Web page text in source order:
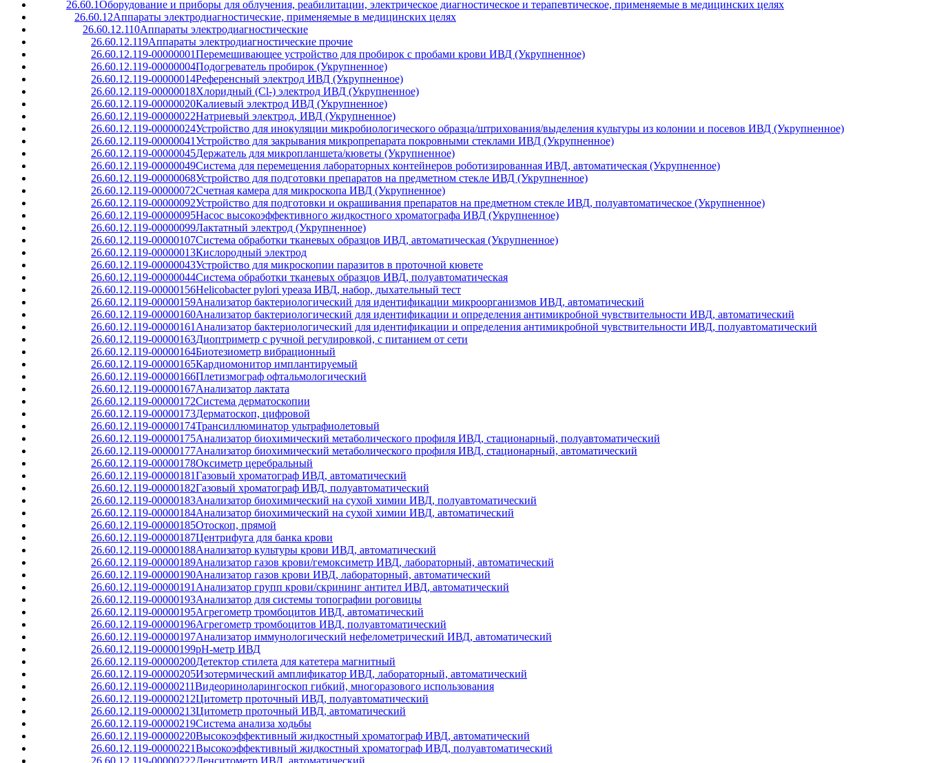
26.60.1Оборудование и приборы для облучения, реабилитации, электрическое диагностическое и терапевтическое, применяемые в медицинских целях
26.60.12Аппараты электродиагностические, применяемые в медицинских целях
26.60.12.110Аппараты электродиагностические
26.60.12.119Аппараты электродиагностические прочие
26.60.12.119-00000001Перемешивающее устройство для пробирок с пробами крови ИВД (Укрупненное)
26.60.12.119-00000004Подогреватель пробирок (Укрупненное)
26.60.12.119-00000014Референсный электрод ИВД (Укрупненное)
26.60.12.119-00000018Хлоридный (Cl-) электрод ИВД (Укрупненное)
26.60.12.119-00000020Калиевый электрод ИВД (Укрупненное)
26.60.12.119-00000022Натриевый электрод, ИВД (Укрупненное)
26.60.12.119-00000024Устройство для инокуляции микробиологического образца/штрихования/выделения культуры из колонии и посевов ИВД (Укрупненное)
26.60.12.119-00000041Устройство для закрывания микропрепарата покровными стеклами ИВД (Укрупненное)
26.60.12.119-00000045Держатель для микропланшета/кюветы (Укрупненное)
26.60.12.119-00000049Система для перемещения лабораторных контейнеров роботизированная ИВД, автоматическая (Укрупненное)
26.60.12.119-00000068Устройство для подготовки препаратов на предметном стекле ИВД (Укрупненное)
26.60.12.119-00000072Счетная камера для микроскопа ИВД (Укрупненное)
26.60.12.119-00000092Устройство для подготовки и окрашивания препаратов на предметном стекле ИВД, полуавтоматическое (Укрупненное)
26.60.12.119-00000095Насос высокоэффективного жидкостного хроматографа ИВД (Укрупненное)
26.60.12.119-00000099Лактатный электрод (Укрупненное)
26.60.12.119-00000107Система обработки тканевых образцов ИВД, автоматическая (Укрупненное)
26.60.12.119-00000013Кислородный электрод
26.60.12.119-00000043Устройство для микроскопии паразитов в проточной кювете
26.60.12.119-00000044Система обработки тканевых образцов ИВД, полуавтоматическая
26.60.12.119-00000156Helicobacter pylori уреаза ИВД, набор, дыхательный тест
26.60.12.119-00000159Анализатор бактериологический для идентификации микроорганизмов ИВД, автоматический
26.60.12.119-00000160Анализатор бактериологический для идентификации и определения антимикробной чувствительности ИВД, автоматический
26.60.12.119-00000161 Анализатор бактериологический для идентификации и определения антимикробной чувствительности ИВД, полуавтоматический
26.60.12.119-00000163Диоптриметр с ручной регулировкой, с питанием от сети
26.60.12.119-00000164Биотезиометр вибрационный
26.60.12.119-00000165Кардиомонитор имплантируемый
26.60.12.119-00000166Плетизмограф офтальмологический
26.60.12.119-00000167Анализатор лактата
26.60.12.119-00000172Система дерматоскопии
26.60.12.119-00000173Дерматоскоп, цифровой
26.60.12.119-00000174Трансиллюминатор ультрафиолетовый
26.60.12.119-00000175Анализатор биохимический метаболического профиля ИВД, стационарный, полуавтоматический
26.60.12.119-00000177Анализатор биохимический метаболического профиля ИВД, стационарный, автоматический
26.60.12.119-00000178Оксиметр церебральный
26.60.12.119-00000181Газовый хроматограф ИВД, автоматический
26.60.12.119-00000182Газовый хроматограф ИВД, полуавтоматический
26.60.12.119-00000183Анализатор биохимический на сухой химии ИВД, полуавтоматический
26.60.12.119-00000184Анализатор биохимический на сухой химии ИВД, автоматический
26.60.12.119-00000185Отоскоп, прямой
26.60.12.119-00000187Центрифуга для банка крови
26.60.12.119-00000188Анализатор культуры крови ИВД, автоматический
26.60.12.119-00000189Анализатор газов крови/гемоксиметр ИВД, лабораторный, автоматический
26.60.12.119-00000190Анализатор газов крови ИВД, лабораторный, автоматический
26.60.12.119-00000191 Анализатор групп крови/скрининг антител ИВД, автоматический
26.60.12.119-00000193Анализатор для системы топографии роговицы
26.60.12.119-00000195Агрегометр тромбоцитов ИВД, автоматический
26.60.12.119-00000196Агрегометр тромбоцитов ИВД, полуавтоматический
26.60.12.119-00000197Анализатор иммунологический нефелометрический ИВД, автоматический
26.60.12.119-00000199pH-метр ИВД
26.60.12.119-00000200Детектор стилета для катетера магнитный
26.60.12.119-00000205Изотермический амплификатор ИВД, лабораторный, автоматический
26.60.12.119-00000211Видеориноларингоскоп гибкий, многоразового использования
26.60.12.119-00000212Цитометр проточный ИВД, полуавтоматический
26.60.12.119-00000213Цитометр проточный ИВД, автоматический
26.60.12.119-00000219Система анализа ходьбы
26.60.12.119-00000220Высокоэффективный жидкостный хроматограф ИВД, автоматический
26.60.12.119-00000221Высокоэффективный жидкостный хроматограф ИВД, полуавтоматический
26.60.12.119-00000222Денситометр ИВД, автоматический